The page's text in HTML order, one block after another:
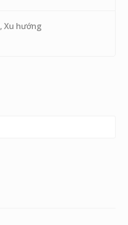
, Xu hướng